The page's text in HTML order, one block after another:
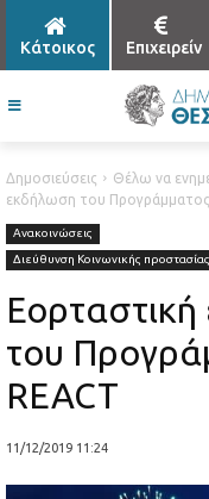
Κάτοικος Επιχειρείν
Δημοσιεύσεις Θέλω να
εκδήλωση του Προγράμματος
Ανακοινώσεις
Διεύθυνση Κοινωνικής
του
REACT
11/12/2019 11:24